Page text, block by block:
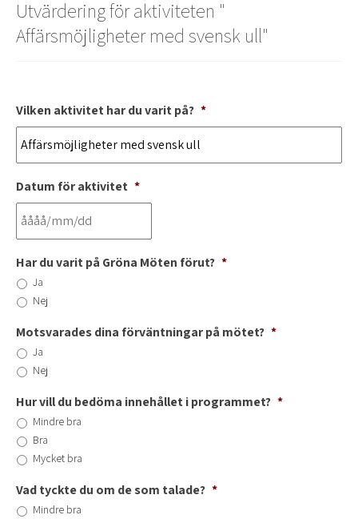
Utvärdering för aktiviteten "
Affärsmöjligheter med svensk ull"
Vilken aktivitet har du varit på? *
Datum för aktivitet *
Har du varit på Gröna Möten förut? *
Ja
Nej
Motsvarades dina förväntningar på mötet? *
Ja
Nej
Hur vill du bedöma innehållet i programmet? *
Mindre bra
Bra
Mycket bra
Vad tyckte du om de som talade? *
Mindre bra